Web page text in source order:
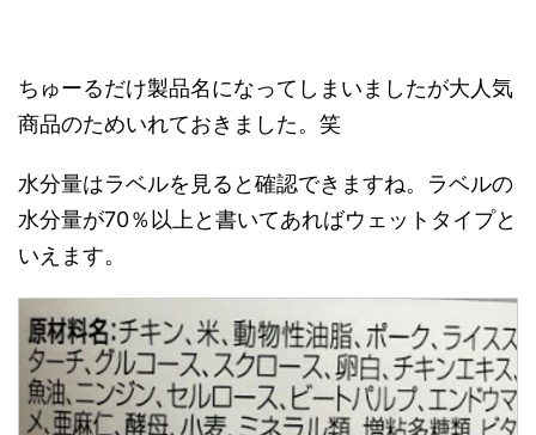
ちゅーるだけ製品名になってしまいましたが大人気
商品のためいれておきました。笑
水分量はラベルを見ると確認できますね。ラベルの
水分量が70％以上と書いてあればウェットタイプと
いえます。